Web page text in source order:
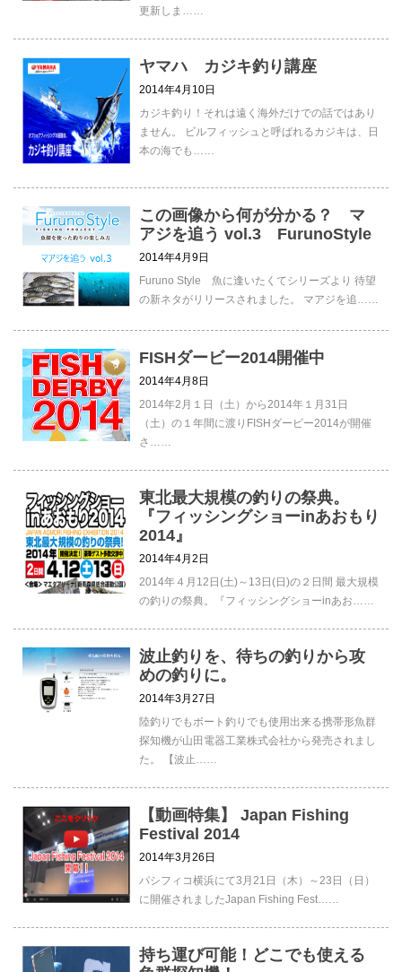
更新しま……
ヤマハ カジキ釣り講座
2014年4月10日
カジキ釣り！それは遠く海外だけでの話ではあり
ません。 ビルフィッシュと呼ばれるカジキは、日
本の海でも……
この画像から何が分かる？ マ
アジを追う vol.3 FurunoStyle
2014年4月9日
Furuno Style 魚に逢いたくてシリーズより 待望
の新ネタがリリースされました。 マアジを追……
FISHダービー2014開催中
2014年4月8日
2014年2月１日（土）から2014年１月31日
（土）の１年間に渡りFISHダービー2014が開催
さ……
東北最大規模の釣りの祭典。
『フィッシングショーinあおもり
2014』
2014年4月2日
2014年４月12日(土)～13日(日)の２日間 最大規模
の釣りの祭典。『フィッシングショーinあお……
波止釣りを、待ちの釣りから攻
めの釣りに。
2014年3月27日
陸釣りでもボート釣りでも使用出来る携帯形魚群
探知機が山田電器工業株式会社から発売されまし
た。 【波止……
【動画特集】 Japan Fishing
Festival 2014
2014年3月26日
パシフィコ横浜にて3月21日（木）～23日（日）
に開催されましたJapan Fishing Fest……
持ち運び可能！どこでも使える